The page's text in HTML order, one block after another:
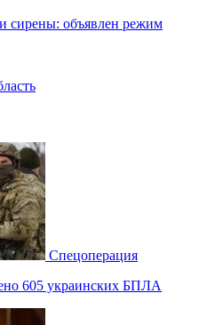
сирены: объявлен режим
Спецоперация
605 украинских БПЛА